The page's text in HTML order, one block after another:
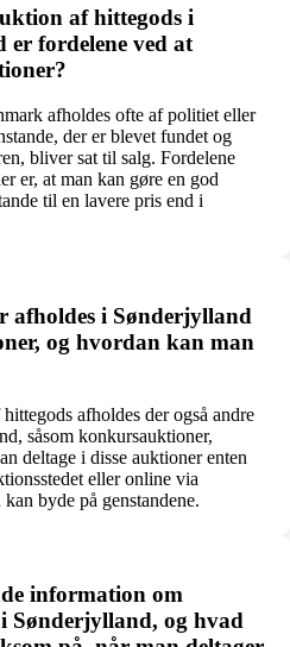
af hittegods i
fordelene ved at
afholdes ofte af politiet eller
der er blevet fundet og
bliver sat til salg. Fordelene
er, at man kan gøre en god
til en lavere pris end i
afholdes i Sønderjylland
og hvordan kan man
afholdes der også andre
såsom konkursauktioner,
deltage i disse auktioner enten
eller online via
byde på genstandene.
information om
Sønderjylland, og hvad